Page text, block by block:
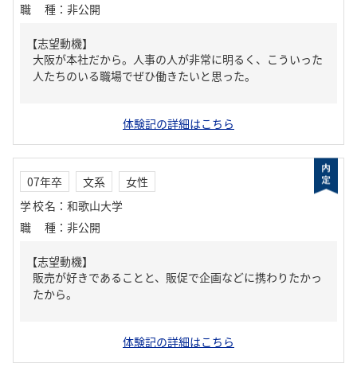
職種 ： 非公開
【志望動機】
大阪が本社だから。人事の人が非常に明るく、こういった
人たちのいる職場でぜひ働きたいと思った。
体験記の詳細はこちら
07年卒 文系
女性
学校名 ： 和歌山大学
職種 ： 非公開
【志望動機】
販売が好きであることと、販促で企画などに携わりたかっ
たから。
体験記の詳細はこちら